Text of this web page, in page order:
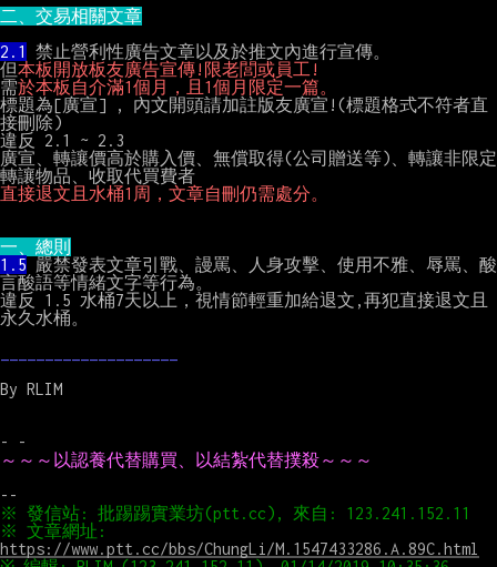
二、交易相關文章
2.1
禁止營利性廣告文章以及於推文內進行宣傳。
但本板開放板友廣告宣傳!限老閭或員工!
需於本板自介滿1個月，且1個月限定一篇。
標題為[廣宣] , 內文開頭請加註版友廣宣!(標題格式不符者直
接刪除)
違反 2.1 ~ 2.3
廣宣、轉讓價高於購入價、無償取得(公司贈送等)、轉讓非限定
直接退文且水桶1周，文章自刪仍需處分。
一、總則
1.5 嚴禁發表文章引戰、謾罵、人身攻擊、使用不雅、辱罵、酸
言酸語等情緒文字等行為。
違反 1.5 水桶7天以上，視情節輕重加給退文,再犯直接退文且
永久水桶。
By RLIM
～～～以認養代替購買、以結紮代替撲殺～～～
https://www.ptt.cc/bbs/ChungLi/M.1547433286.A.89C.html